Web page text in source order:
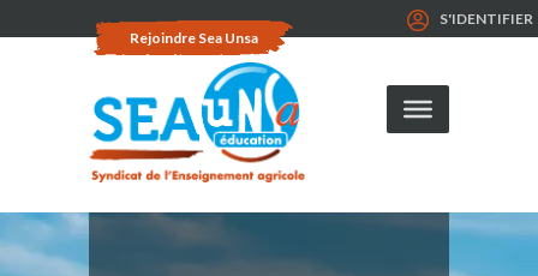
Rejoindre Sea Unsa
S'IDENTIFIER